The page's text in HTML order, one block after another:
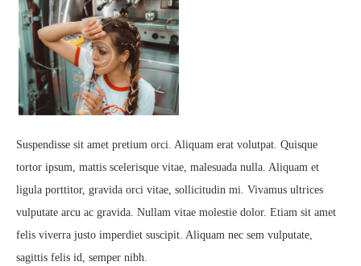
Suspendisse sit amet pretium orci. Aliquam erat volutpat. Quisque
tortor ipsum, mattis scelerisque vitae, malesuada nulla. Aliquam et
ligula porttitor, gravida orci vitae, sollicitudin mi. Vivamus ultrices
vulputate arcu ac gravida. Nullam vitae molestie dolor. Etiam sit amet
felis viverra justo imperdiet suscipit. Aliquam nec sem vulputate,
sagittis felis id, semper nibh.